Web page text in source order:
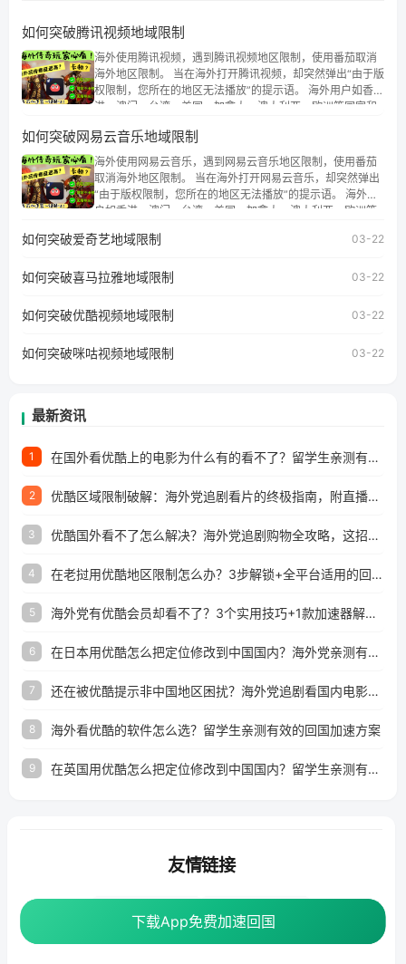
如何突破腾讯视频地域限制
海外使用腾讯视频，遇到腾讯视频地区限制，使用番茄取消
海外地区限制。 当在海外打开腾讯视频，却突然弹出“由于版
权限制，您所在的地区无法播放”的提示语。 海外用户如香
港、澳门、台湾、美国、加拿大、澳大利亚、欧洲等国家和
权限制问题，且仅能在中国大陆地区播放。 遇到这个问题的
朋友们，使用番茄回国加速器，即可解决「海外用户收听腾
讯视频地区版权限制」的问题，无论人在香港、澳门、台
湾、美国、加拿大、澳大利亚、欧洲等国家和地区工作、留
学、定居等，都可以使用，不再因地区和版权限制所困扰。
如何突破网易云音乐地域限制
海外使用网易云音乐，遇到网易云音乐地区限制，使用番茄
取消海外地区限制。 当在海外打开网易云音乐，却突然弹出
“由于版权限制，您所在的地区无法播放”的提示语。 海外用
户如香港、澳门、台湾、美国、加拿大、澳大利亚、欧洲等
地区及版权限制问题，且仅能在中国大陆地区播放。 遇到这
户收听网易云音乐地区版权限制」的问题，无论人在香港、
工作、留学、定居等，都可以使用，不再因地区和版权限制
所困扰。
如何突破爱奇艺地域限制 03-22
如何突破喜马拉雅地域限制 03-22
如何突破优酷视频地域限制 03-22
如何突破咪咕视频地域限制 03-22
最新资讯
1 在国外看优酷上的电影为什么有的看不了？留学生亲测有效的回国加速方案
2 优酷区域限制破解：海外党追剧看片的终极指南，附直播欧冠+1905电影网解决方案
3 优酷国外看不了怎么解决？海外党追剧购物全攻略，这招亲测有效！
4 在老挝用优酷地区限制怎么办？3步解锁+全平台适用的回国加速器指南
5 海外党有优酷会员却看不了？3个实用技巧+1款加速器解决追剧&金融APP难题
6 在日本用优酷怎么把定位修改到中国国内？海外党亲测有效的回国加速指南
7 还在被优酷提示非中国地区困扰？海外党追剧看国内电影的正确打开方式
8 海外看优酷的软件怎么选？留学生亲测有效的回国加速方案
9 在英国用优酷怎么把定位修改到中国国内？留学生亲测有效的回国加速方案
下载App免费加速回国
下载App免费加速回国
友情链接